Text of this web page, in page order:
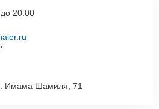
Имама Шамиля, 71
20:00